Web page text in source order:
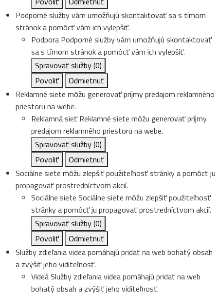
Podporné služby vám umožňujú skontaktovať sa s tímom
stránok a pomôcť vám ich vylepšiť.
Podpora Podporné služby vám umožňujú skontaktovať
sa s tímom stránok a pomôcť vám ich vylepšiť.
Spravovať služby(0)
Povoliť
Odmietnuť
Reklamné siete môžu generovať príjmy predajom reklamného
priestoru na webe.
Reklamná sieť Reklamné siete môžu generovať príjmy
predajom reklamného priestoru na webe.
Spravovať služby(0)
Povoliť
Odmietnuť
Sociálne siete môžu zlepšiť použiteľnosť stránky a pomôcť ju
propagovať prostredníctvom akcií.
Sociálne siete Sociálne siete môžu zlepšiť použiteľnosť
stránky a pomôcť ju propagovať prostredníctvom akcií.
Spravovať služby(0)
Povoliť
Odmietnuť
Služby zdieľania videa pomáhajú pridať na web bohatý obsah
a zvýšiť jeho viditeľnosť.
VideáSlužby zdieľania videa pomáhajú pridať na web
bohatý obsah a zvýšiť jeho viditeľnosť.